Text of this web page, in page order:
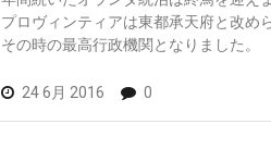
プロヴィンティアは東都承天府と改め
その時の最高行政機関となりました。
24 6月 2016 0